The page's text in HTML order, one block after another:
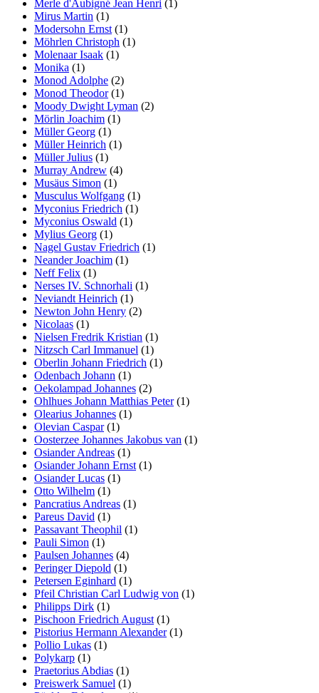
Merle d'Aubigné Jean Henri (1)
Mirus Martin (1)
Modersohn Ernst (1)
Möhrlen Christoph (1)
Molenaar Isaak (1)
Monika (1)
Monod Adolphe (2)
Monod Theodor(1)
Moody Dwight Lyman (2)
Mörlin Joachim (1)
Müller Georg (1)
Müller Heinrich (1)
Müller Julius (1)
Murray Andrew (4)
Musäus Simon (1)
Musculus Wolfgang (1)
Myconius Friedrich (1)
Myconius Oswald (1)
Mylius Georg (1)
Nagel Gustav Friedrich (1)
Neander Joachim (1)
Neff Felix (1)
Nerses IV. Schnorhali (1)
Neviandt Heinrich (1)
Newton John Henry (2)
Nicolaas (1)
Nielsen Fredrik Kristian (1)
Nitzsch Carl Immanuel (1)
Oberlin Johann Friedrich (1)
Odenbach Johann (1)
Oekolampad Johannes (2)
Ohlhues Johann Matthias Peter(1)
Olearius Johannes (1)
Olevian Caspar(1)
Oosterzee Johannes Jakobus van (1)
Osiander Andreas (1)
Osiander Johann Ernst (1)
Osiander Lucas (1)
Otto Wilhelm (1)
Pancratius Andreas (1)
Pareus David (1)
Passavant Theophil (1)
Pauli Simon (1)
Paulsen Johannes (4)
Peringer Diepold (1)
Petersen Eginhard (1)
Pfeil Christian Carl Ludwig von (1)
Philipps Dirk (1)
Pischoon Friedrich August (1)
Pistorius Hermann Alexander(1)
Pollio Lukas (1)
Polykarp (1)
Praetorius Abdias (1)
Preiswerk Samuel (1)